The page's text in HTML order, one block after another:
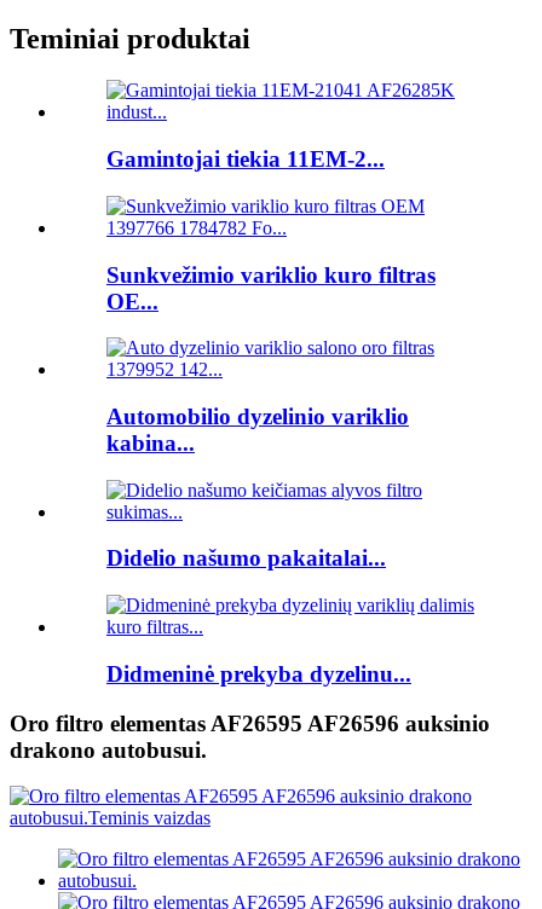
Teminiai produktai
Gamintojai tiekia 11EM-2...
Sunkvežimio variklio kuro filtras
OE...
Automobilio dyzelinio variklio
kabina...
Didelio našumo pakaitalai...
Didmeninė prekyba dyzelinu...
Oro filtro elementas AF26595 AF26596 auksinio
drakono autobusui.